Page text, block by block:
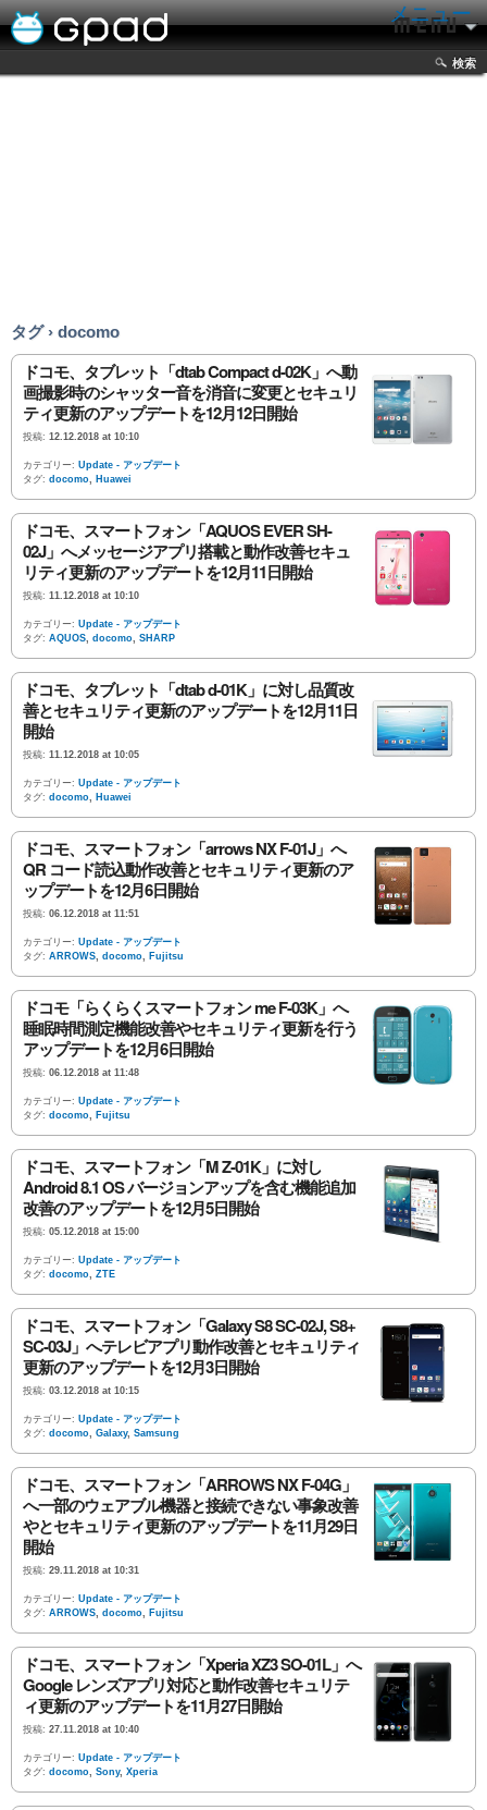
メニュー
検索
タグ › docomo
ドコモ、タブレット「dtab Compact d-02K」へ動
画撮影時のシャッター音を消音に変更とセキュリ
ティ更新のアップデートを12月12日開始
投稿: 12.12.2018 at 10:10
カテゴリー: Update - アップデート
タグ: docomo, Huawei
ドコモ、スマートフォン「AQUOS EVER SH-
02J」へメッセージアプリ搭載と動作改善セキュ
リティ更新のアップデートを12月11日開始
投稿: 11.12.2018 at 10:10
カテゴリー: Update - アップデート
タグ: AQUOS, docomo, SHARP
ドコモ、タブレット「dtab d-01K」に対し品質改
善とセキュリティ更新のアップデートを12月11日
開始
投稿: 11.12.2018 at 10:05
カテゴリー: Update - アップデート
タグ: docomo, Huawei
ドコモ、スマートフォン「arrows NX F-01J」へ
QR コード読込動作改善とセキュリティ更新のア
ップデートを12月6日開始
投稿: 06.12.2018 at 11:51
カテゴリー: Update - アップデート
タグ: ARROWS, docomo, Fujitsu
ドコモ「らくらくスマートフォン me F-03K」へ
睡眠時間測定機能改善やセキュリティ更新を行う
アップデートを12月6日開始
投稿: 06.12.2018 at 11:48
カテゴリー: Update - アップデート
タグ: docomo, Fujitsu
ドコモ、スマートフォン「M Z-01K」に対し
Android 8.1 OS バージョンアップを含む機能追加
改善のアップデートを12月5日開始
投稿: 05.12.2018 at 15:00
カテゴリー: Update - アップデート
タグ: docomo, ZTE
ドコモ、スマートフォン「Galaxy S8 SC-02J, S8+
SC-03J」へテレビアプリ動作改善とセキュリティ
更新のアップデートを12月3日開始
投稿: 03.12.2018 at 10:15
カテゴリー: Update - アップデート
タグ: docomo, Galaxy, Samsung
ドコモ、スマートフォン「ARROWS NX F-04G」
へ一部のウェアブル機器と接続できない事象改善
やとセキュリティ更新のアップデートを11月29日
開始
投稿: 29.11.2018 at 10:31
カテゴリー: Update - アップデート
タグ: ARROWS, docomo, Fujitsu
ドコモ、スマートフォン「Xperia XZ3 SO-01L」へ
Google レンズアプリ対応と動作改善セキュリテ
ィ更新のアップデートを11月27日開始
投稿: 27.11.2018 at 10:40
カテゴリー: Update - アップデート
タグ: docomo, Sony, Xperia